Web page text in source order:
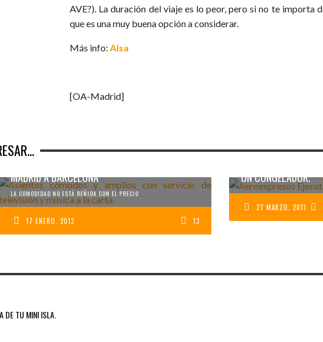
AVE?). La duración del viaje es lo peor, pero si no te
que es una muy buena opción a considerar.
Más info:Alsa
[OA-Madrid]
MADRID A BARCELONA*
LA COMODIDAD NO ESTÁ REÑIDA CON EL PRECIO
17 ENERO, 2012 13
VIAJE DE CARACAS
UN CONGELADOR.
27 MARZO, 2011
DE TU MINI ISLA.